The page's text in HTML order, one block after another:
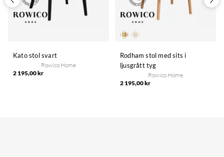
Kato stol svart
Rowico Home
2 195,00 kr
Rodham stol med sits i
ljusgrått tyg
Rowico Home
2 195,00 kr